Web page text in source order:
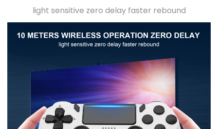
light sensitive zero delay faster rebound